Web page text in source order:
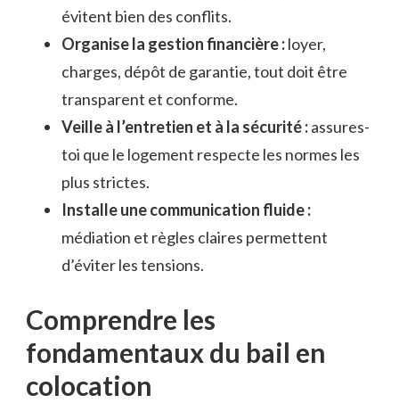
évitent bien des conflits.
Organise la gestion financière :loyer,
charges, dépôt de garantie, tout doit être
transparent et conforme.
Veille à l’entretien et à la sécurité :assures-
toi que le logement respecte les normes les
plus strictes.
Installe une communication fluide :
médiation et règles claires permettent
d’éviter les tensions.
Comprendre les
fondamentaux du bail en
colocation